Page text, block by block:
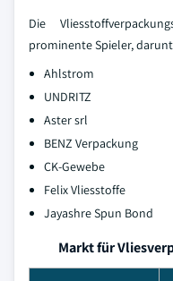
Die
prominente Spieler,
Ahlstrom
UNDRITZ
Aster srl
BENZ Verpackung
CK-Gewebe
Felix Vliesstoffe
Jayashre Spun Bond
Markt für